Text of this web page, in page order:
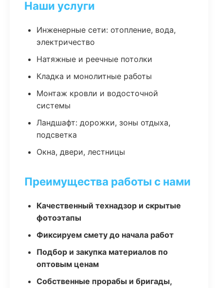
Наши услуги
Инженерные сети: отопление, вода,
электричество
Натяжные и реечные потолки
Кладка и монолитные работы
Монтаж кровли и водосточной
системы
Ландшафт: дорожки, зоны отдыха,
подсветка
Окна, двери, лестницы
Преимущества работы с нами
Качественный технадзор и скрытые
фотоэтапы
Фиксируем смету до начала работ
Подбор и закупка материалов по
оптовым ценам
Собственные прорабы и бригады,